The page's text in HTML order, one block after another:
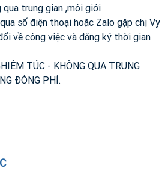
trung gian ,môi giới
số điện thoại hoặc Zalo gặp chị Vy
về công việc và đăng ký thời gian
TÚC - KHÔNG QUA TRUNG
ĐÓNG PHÍ.